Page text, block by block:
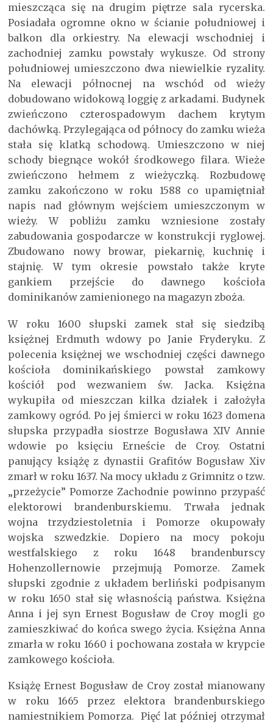
mieszcząca się na drugim piętrze sala rycerska.
Posiadała ogromne okno w ścianie południowej i
balkon dla orkiestry. Na elewacji wschodniej i
zachodniej zamku powstały wykusze. Od strony
południowej umieszczono dwa niewielkie ryzality.
Na elewacji północnej na wschód od wieży
dobudowano widokową loggię z arkadami. Budynek
zwieńczono czterospadowym dachem krytym
dachówką. Przylegająca od północy do zamku wieża
stała się klatką schodową. Umieszczono w niej
schody biegnące wokół środkowego filara. Wieże
zwieńczono hełmem z wieżyczką. Rozbudowę
zamku zakończono w roku 1588 co upamiętniał
napis nad głównym wejściem umieszczonym w
wieży. W pobliżu zamku wzniesione zostały
zabudowania gospodarcze w konstrukcji ryglowej.
Zbudowano nowy browar, piekarnię, kuchnię i
stajnię. W tym okresie powstało także kryte
gankiem przejście do dawnego kościoła
dominikanów zamienionego na magazyn zboża.
W roku 1600 słupski zamek stał się siedzibą
księżnej Erdmuth wdowy po Janie Fryderyku. Z
polecenia księżnej we wschodniej części dawnego
kościoła dominikańskiego powstał zamkowy
kościół pod wezwaniem św. Jacka. Księżna
wykupiła od mieszczan kilka działek i założyła
zamkowy ogród. Po jej śmierci w roku 1623 domena
słupska przypadła siostrze Bogusława XIV Annie
wdowie po księciu Erneście de Croy. Ostatni
panujący książę z dynastii Grafitów Bogusław Xiv
zmarł w roku 1637. Na mocy układu z Grimnitz o tzw.
„przeżycie” Pomorze Zachodnie powinno przypaść
elektorowi brandenburskiemu. Trwała jednak
wojna trzydziestoletnia i Pomorze okupowały
wojska szwedzkie. Dopiero na mocy pokoju
westfalskiego z roku 1648 brandenburscy
Hohenzollernowie przejmują Pomorze. Zamek
słupski zgodnie z układem berliński podpisanym
w roku 1650 stał się własnością państwa. Księżna
Anna i jej syn Ernest Bogusław de Croy mogli go
zamieszkiwać do końca swego życia. Księżna Anna
zmarła w roku 1660 i pochowana została w krypcie
zamkowego kościoła.
Książę Ernest Bogusław de Croy został mianowany
w roku 1665 przez elektora brandenburskiego
namiestnikiem Pomorza. Pięć lat później otrzymał